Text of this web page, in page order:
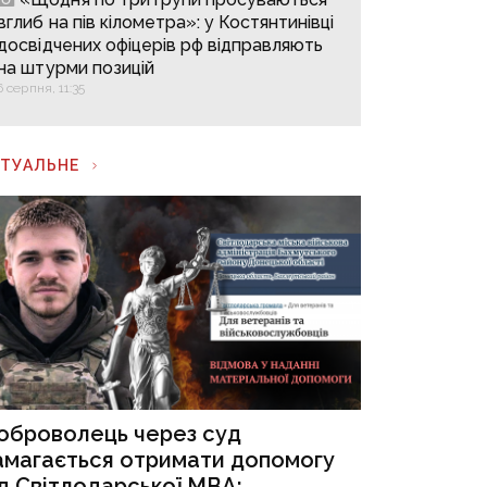
на пів кілометра»: у Костянтинівці
офіцерів рф відправляють
штурми позицій
серпня, 11:35
через суд
отримати допомогу